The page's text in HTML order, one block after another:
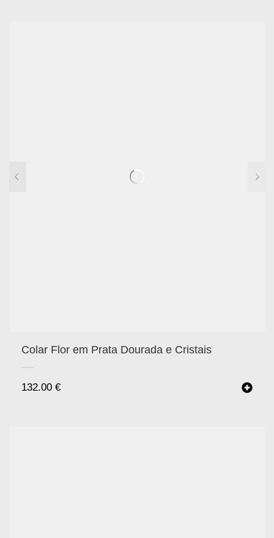
Colar Flor em Prata Dourada e Cristais
132.00 €